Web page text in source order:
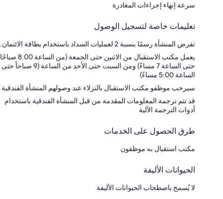
سرعة إنهاء إجراءات المغادرة
تعليمات خاصة لتسجيل الوصول
تفرض المنشأة رسمًا بنسبة 2 لعمليات السداد باستخدام بطاقة الائتمان.
يعمل مكتب الاستقبال من الاثنين حتى الجمعة (من الساعة 8:00 صباحًا
حتى الساعة 7 مساءً) ومن السبت حتى الأحد من الساعة (9 صباحاً حتى
الساعة 5:00 مساءً)
سيرحب موظفو مكتب الاستقبال بالنزلاء عند وصولهم المنشأة الفندقية
قد تتم ترجمة المعلومات المقدمة من قبل المنشأة الفندقية باستخدام
أدوات الترجمة الآلية
طرق الحصول على الخدمات
مكتب استقبال به موظفون
الحيوانات الأليفة
لا يُسمح باصطحاب الحيوانات الأليفة